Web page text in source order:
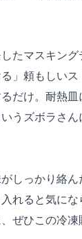
たマスキン
」頼もしい
だけ。耐熱
うズボラさ
しっかり絡
れると気に
ぜひこの冷